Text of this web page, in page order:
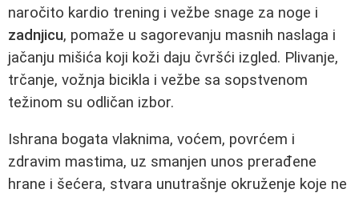
naročito kardio trening i vežbe snage za noge i
zadnjicu, pomaže u sagorevanju masnih naslaga i
jačanju mišića koji koži daju čvršći izgled. Plivanje,
trčanje, vožnja bicikla i vežbe sa sopstvenom
težinom su odličan izbor.
Ishrana bogata vlaknima, voćem, povrćem i
zdravim mastima, uz smanjen unos prerađene
hrane i šećera, stvara unutrašnje okruženje koje ne